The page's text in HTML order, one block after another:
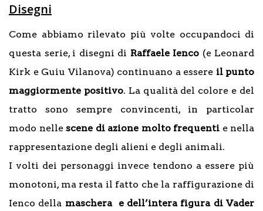
Disegni
Come abbiamo rilevato più volte occupandoci di
questa serie, i disegni di Raffaele Ienco (e Leonard
Kirk e Guiu Vilanova) continuano a essere il punto
maggiormente positivo. La qualità del colore e del
tratto sono sempre convincenti, in particolar
modo nellescene di azione molto frequenti e nella
rappresentazione degli alieni e degli animali.
I volti dei personaggi invece tendono a essere più
monotoni, ma resta il fatto che la raffigurazione di
Ienco della maschera e dell’intera figura di Vader